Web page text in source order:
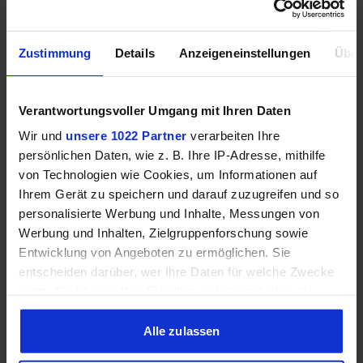
Zustimmung Details Anzeigeneinstellungen
Verantwortungsvoller Umgang mit Ihren Daten
Wir und unsere 1022 Partner verarbeiten Ihre
persönlichen Daten, wie z. B. Ihre IP-Adresse, mithilfe
von Technologien wie Cookies, um Informationen auf
Ihrem Gerät zu speichern und darauf zuzugreifen und so
personalisierte Werbung und Inhalte, Messungen von
Werbung und Inhalten, Zielgruppenforschung sowie
Entwicklung von Angeboten zu ermöglichen. Sie
entscheiden darüber, wer Ihre Daten für welche Zwecke
Cookie-Erklärung oder durch Klicken auf das Privacy
Trigger Symbol ändern oder widerrufen
Alle zulassen
24
RAM-Kompatibilität
Speichertyp – DDR4
Speicherkanäle –
Dual
Channel
RAM-Geschwindigkeit –
DDR4-
3200